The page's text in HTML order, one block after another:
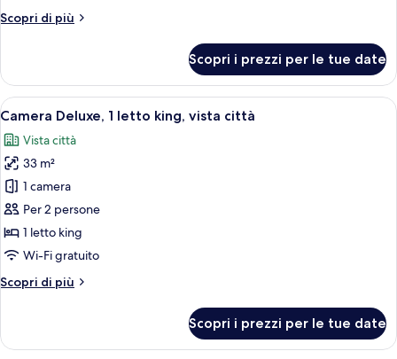
matrimoniali,
Scopri di più
Altri
Deluxe,
letti
vista
città
Scopri i prezzi per le tue date
Apri
tutte
le
foto
per
Camera
Deluxe,
1
king,
Una camera d'albergo con un letto,
5
Camera Deluxe, 1 letto king, vista città
Vista città
33 m²
1 camera
Per 2 persone
1 letto king
Wi-Fi gratuito
Scopri di più
Altri
Deluxe,
Scopri i prezzi per le tue date